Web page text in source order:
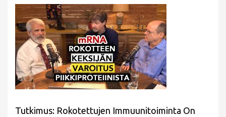
Tutkimus: Rokotettujen Immuunitoiminta On